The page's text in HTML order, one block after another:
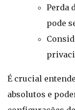
Perda
pode
É crucial
absolutos e